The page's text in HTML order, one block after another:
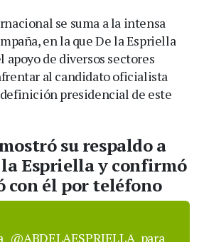
se suma a la intensa
en la que De la Espriella
apoyo de diversos sectores
al candidato oficialista
presidencial de este
su respaldo a
Espriella y confirmó
con él por teléfono
@ABDELAESPRIELLA para